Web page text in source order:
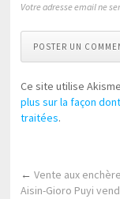
Votre adresse email ne
POSTER UN
Ce site utilise
plus sur la façon
traitées.
←Vente aux
Aisin-Gioro Puyi